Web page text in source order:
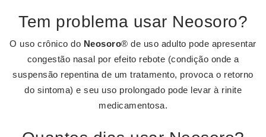
Tem problema usar Neosoro?
O uso crônico do Neosoro® de uso adulto pode apresentar
congestão nasal por efeito rebote (condição onde a
suspensão repentina de um tratamento, provoca o retorno
do sintoma) e seu uso prolongado pode levar à rinite
medicamentosa.